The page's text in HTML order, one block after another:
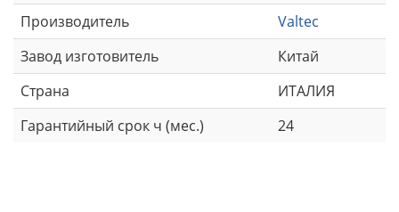
Производитель
Valtec
Завод изготовитель
Китай
Страна
ИТАЛИЯ
Гарантийный срок ч (мес.)
24